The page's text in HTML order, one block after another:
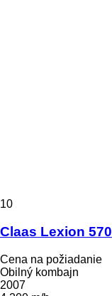
10
Claas Lexion 570
Cena na požiadanie
Obilný kombajn
2007